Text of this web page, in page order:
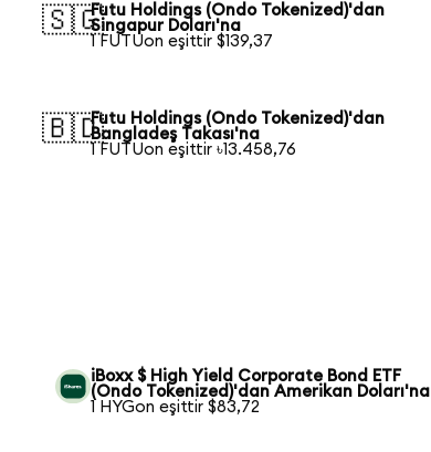
🇸🇬Futu Holdings (Ondo Tokenized)'dan
Singapur Doları'na
1 FUTUon eşittir $139,37
🇧🇩Futu Holdings (Ondo Tokenized)'dan
Bangladeş Takası'na
1 FUTUon eşittir ৳13.458,76
iBoxx $ High Yield Corporate Bond ETF
(Ondo Tokenized)'dan Amerikan Doları'na
1 HYGon eşittir $83,72